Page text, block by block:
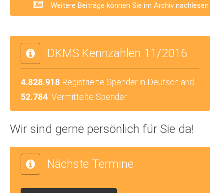
Weitere Beiträge können Sie im Archiv nachlesen
DKMS Kennzahlen 11/2016
4.828.918 Registrierte Spender in Deutschland
52.784 Vermittelte Spender
Wir sind gerne persönlich für Sie da!
Nächste Termine